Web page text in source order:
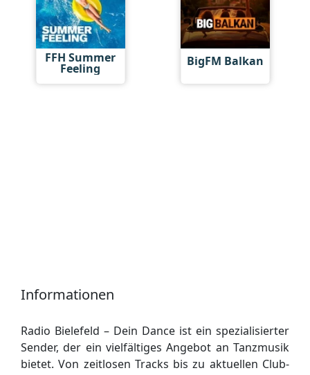
FFH Summer
Feeling BigFM Balkan
Informationen
Radio Bielefeld – Dein Dance ist ein spezialisierter
Sender, der ein vielfältiges Angebot an Tanzmusik
bietet. Von zeitlosen Tracks bis zu aktuellen Club-